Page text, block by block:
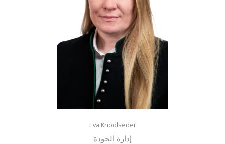
Eva Knödlseder
إدارة الجودة